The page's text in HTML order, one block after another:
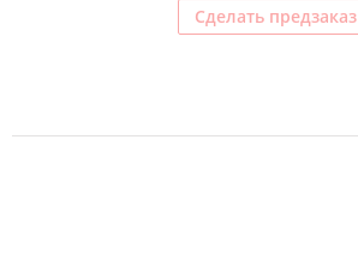
Сделать предзаказ